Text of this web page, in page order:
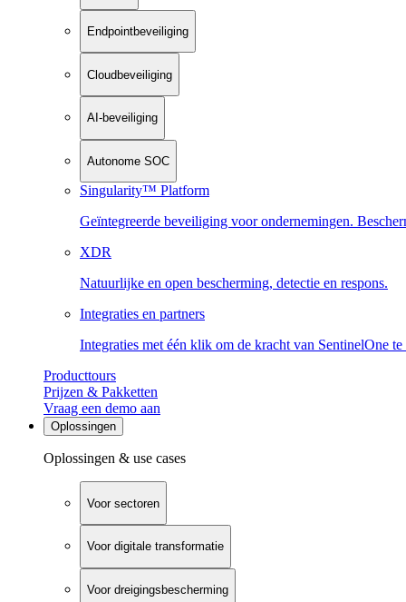
Endpointbeveiliging
Cloudbeveiliging
AI-beveiliging
Autonome SOC
Singularity™ Platform
Geïntegreerde beveiliging voor ondernemingen.
XDR
Natuurlijke en open bescherming, detectie en respons.
Integraties en partners
Integraties met één klik om de kracht van SentinelOne te
Producttours
Prijzen & Pakketten
Vraag een demo aan
Oplossingen
Oplossingen & use cases
Voor sectoren
Voor digitale transformatie
Voor dreigingsbescherming